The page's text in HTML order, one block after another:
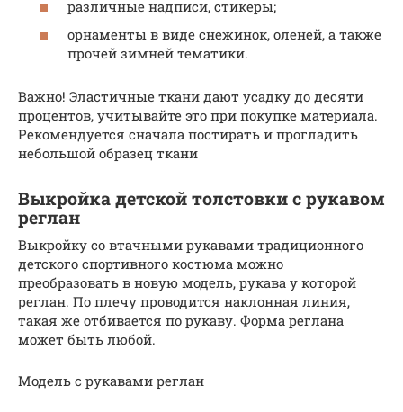
различные надписи, стикеры;
орнаменты в виде снежинок, оленей, а также
прочей зимней тематики.
Важно! Эластичные ткани дают усадку до десяти
процентов, учитывайте это при покупке материала.
Рекомендуется сначала постирать и прогладить
небольшой образец ткани
Выкройка детской толстовки с рукавом
реглан
Выкройку со втачными рукавами традиционного
детского спортивного костюма можно
преобразовать в новую модель, рукава у которой
реглан. По плечу проводится наклонная линия,
такая же отбивается по рукаву. Форма реглана
может быть любой.
Модель с рукавами реглан